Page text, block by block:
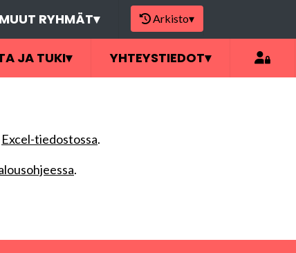
MUUT RYHMÄT▾ Arkisto▾
JA TUKI▾ YHTEYSTIEDOT▾
Excel-tiedostossa.
.